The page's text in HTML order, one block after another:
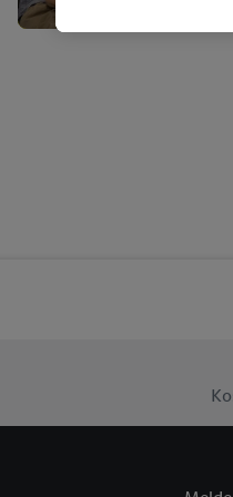
Kaufverhalten in den
genauen
Hierzu wird von uns
Adresse in
den Lidl-Diensten
Wenn das der Fall ist,
Kundenkonto-
Insbesondere können